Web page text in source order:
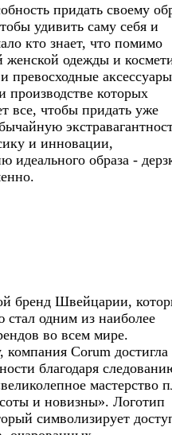
придать своему
удивить саму себя и
кто знает, что помимо
женской одежды и
превосходные
производстве которых
все, чтобы придать уже
и инновации,
идеального образа -
бренд Швейцарии,
одним из наиболее
во всем мире.
компания Corum достигла
благодаря
мастерство
и новизны». Логотип
символизирует